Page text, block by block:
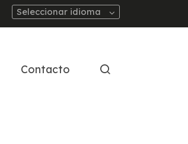
Seleccionar idioma
Contacto